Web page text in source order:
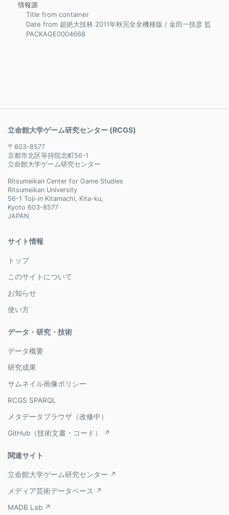
情報源
Title from container
Date from 超絶大技林 2011年秋完全全機種版 / 金田一技彦 監
PACKAGE0004668
立命館大学ゲーム研究センター (RCGS)
〒603-8577
京都市北区等持院北町56-1
立命館大学ゲーム研究センター
Ritsumeikan Center for Game Studies
Ritsumeikan University
56-1 Toji-in Kitamachi, Kita-ku,
Kyoto 603-8577
JAPAN
サイト情報
トップ
このサイトについて
お知らせ
使い方
データ・研究・技術
データ概要
研究成果
サムネイル画像ポリシー
RCGS SPARQL
メタデータブラウザ（改修中）
GitHub（技術文書・コード） ↗
関連サイト
立命館大学ゲーム研究センター ↗
メディア芸術データベース ↗
MADB Lab ↗